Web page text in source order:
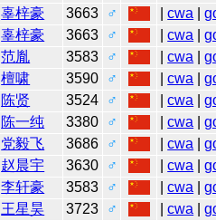
辜梓豪 3663 ♂ |cwa |
辜梓豪 3663 ♂ |cwa |
范胤 3583 ♂ |cwa |
檀啸 3590 ♂ |cwa |
陈贤 3524 ♂ |cwa |
陈一纯 3380 ♂ |cwa |
党毅飞 3686 ♂ |cwa |
赵晨宇 3630 ♂ |cwa |
李轩豪 3583 ♂ |cwa |
王星昊 3723 ♂ |cwa |